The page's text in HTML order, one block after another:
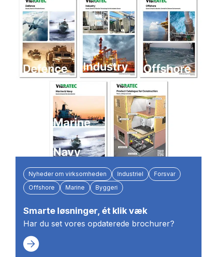
Nyheder om virksomheden Industriel
Forsvar
Offshore
Marine Byggeri
Smarte løsninger, ét klik væk
Har du set vores opdaterede brochurer?